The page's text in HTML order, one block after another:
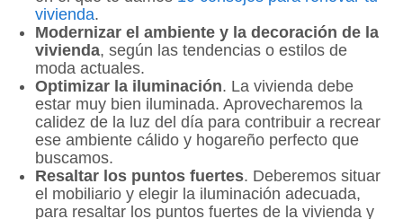
vivienda.
Modernizar el ambiente y la decoración de la
vivienda, según las tendencias o estilos de
moda actuales.
Optimizar la iluminación. La vivienda debe
estar muy bien iluminada. Aprovecharemos la
calidez de la luz del día para contribuir a recrear
ese ambiente cálido y hogareño perfecto que
buscamos.
Resaltar los puntos fuertes. Deberemos situar
el mobiliario y elegir la iluminación adecuada,
para resaltar los puntos fuertes de la vivienda y